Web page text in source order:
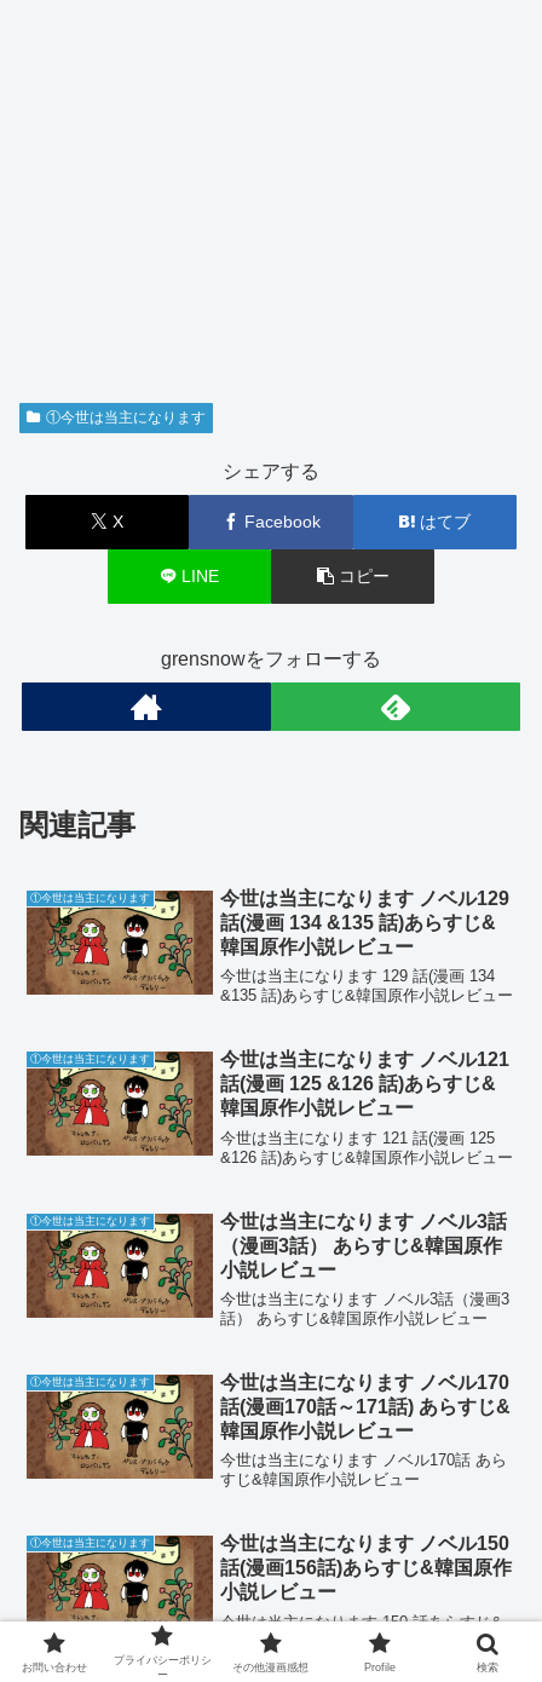
①今世は当主になります
シェアする
X Facebook はてブ
LINE コピー
grensnowをフォローする
関連記事
①今世は当主になります
今世は当主になります ノベル129
話(漫画 134 &135 話)あらすじ&
韓国原作小説レビュー
今世は当主になります 129 話(漫画 134
&135 話)あらすじ&韓国原作小説レビュー
①今世は当主になります
今世は当主になります ノベル121
話(漫画 125 &126 話)あらすじ&
韓国原作小説レビュー
今世は当主になります 121 話(漫画 125
&126 話)あらすじ&韓国原作小説レビュー
①今世は当主になります
今世は当主になります ノベル3話
（漫画3話） あらすじ&韓国原作
小説レビュー
今世は当主になります ノベル3話（漫画3
話） あらすじ&韓国原作小説レビュー
①今世は当主になります
今世は当主になります ノベル170
話(漫画170話～171話) あらすじ&
韓国原作小説レビュー
今世は当主になります ノベル170話 あら
すじ&韓国原作小説レビュー
①今世は当主になります
今世は当主になります ノベル150
話(漫画156話)あらすじ&韓国原作
小説レビュー
今世は当主になります 150 話あらすじ&
韓国原作小説レビュー
お問い合わせ
プライバシーポリシ
ー
その他漫画感想 Profile 検索